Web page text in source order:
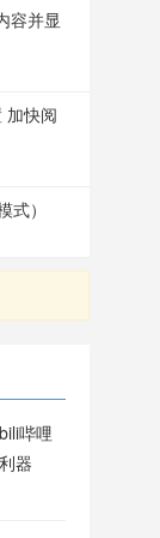
容并显
加快阅
）
哔哩
器